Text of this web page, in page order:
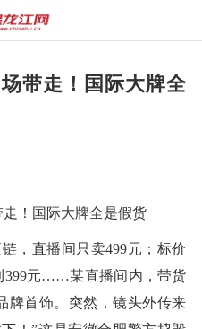
带走！国际大牌全
！国际大牌全是假货
直播间只卖499元；标价
399元……某直播间内，带货
牌首饰。突然，镜头外传来